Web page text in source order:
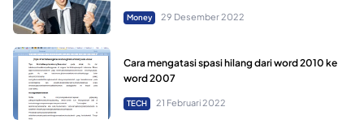
Money 29 Desember 2022
Cara mengatasi spasi hilang dari word 2010 ke
word 2007
TECH 21 Februari 2022